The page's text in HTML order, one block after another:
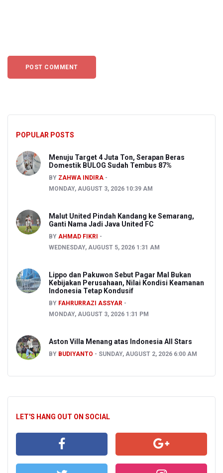
POPULAR POSTS
Menuju Target 4 Juta Ton, Serapan Beras
Domestik BULOG Sudah Tembus 87%
BY ZAHWA INDIRA
MONDAY, AUGUST 3, 2026 10:39 AM
Malut United Pindah Kandang ke Semarang,
Ganti Nama Jadi Java United FC
BY AHMAD FIKRI
WEDNESDAY, AUGUST 5, 2026 1:31 AM
Lippo dan Pakuwon Sebut Pagar Mal Bukan
Kebijakan Perusahaan, Nilai Kondisi Keamanan
Indonesia Tetap Kondusif
BY FAHRURRAZI ASSYAR
MONDAY, AUGUST 3, 2026 1:31 PM
Aston Villa Menang atas Indonesia All Stars
BY BUDIYANTO SUNDAY, AUGUST 2, 2026 6:00 AM
LET'S HANG OUT ON SOCIAL